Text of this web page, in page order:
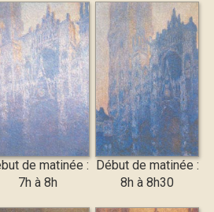
de matinée :
7h à 8h
Début de matinée :
8h à 8h30